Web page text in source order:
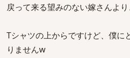
戻って来る望みのない嫁さんより
Tシャツの上からですけど、僕に
りませんw